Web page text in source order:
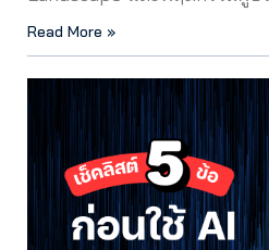
Read More »